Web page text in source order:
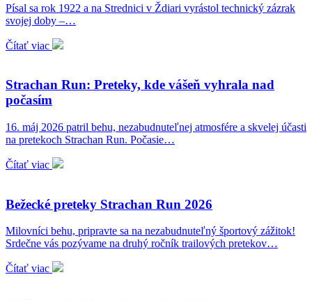
Písal sa rok 1922 a na Strednici v Ždiari vyrástol technický zázrak
svojej doby –…
Čítať viac
Strachan Run: Preteky, kde vášeň vyhrala nad
počasím
16. máj 2026 patril behu, nezabudnuteľnej atmosfére a skvelej účasti
na pretekoch Strachan Run. Počasie…
Čítať viac
Bežecké preteky Strachan Run 2026
Milovníci behu, pripravte sa na nezabudnuteľný športový zážitok!
Srdečne vás pozývame na druhý ročník trailových pretekov…
Čítať viac